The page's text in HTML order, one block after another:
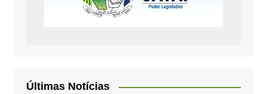
Últimas Notícias